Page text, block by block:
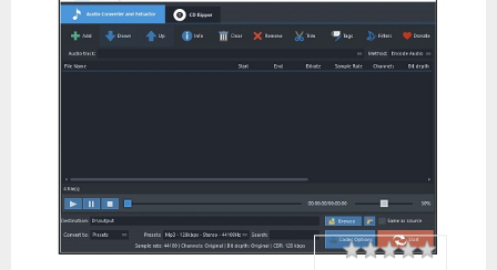
Rating 1 star
2 stars
3 stars
4 stars
5 stars